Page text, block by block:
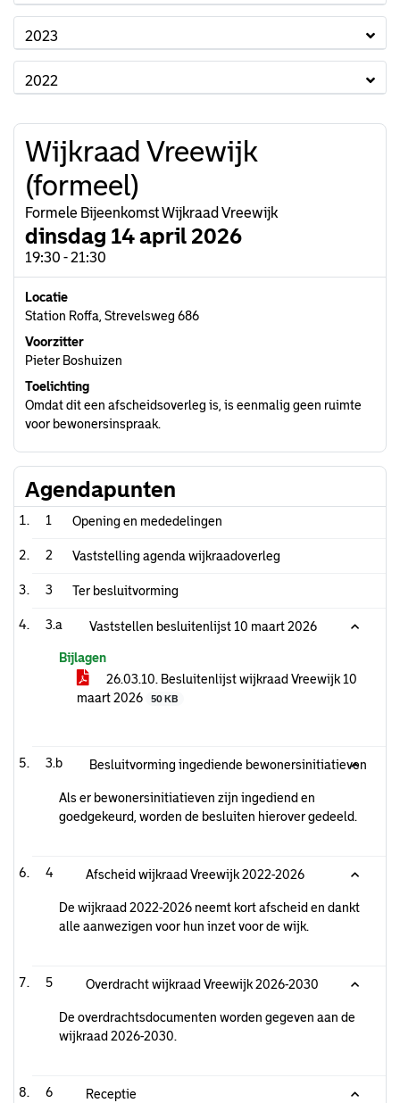
2023
2022
Wijkraad Vreewijk
(formeel)
Formele Bijeenkomst Wijkraad Vreewijk
dinsdag 14 april 2026
19:30 - 21:30
Locatie
Station Roffa, Strevelsweg 686
Voorzitter
Pieter Boshuizen
Toelichting
Omdat dit een afscheidsoverleg is, is eenmalig geen ruimte
voor bewonersinspraak.
Agendapunten
1 Opening en mededelingen
2 Vaststelling agenda wijkraadoverleg
3 Ter besluitvorming
3.a Vaststellen besluitenlijst 10 maart 2026
Bijlagen
26.03.10. Besluitenlijst wijkraad Vreewijk 10
maart 2026
50 KB
3.b Besluitvorming ingediende bewonersinitiatieven
Als er bewonersinitiatieven zijn ingediend en
goedgekeurd, worden de besluiten hierover gedeeld.
4 Afscheid wijkraad Vreewijk 2022-2026
De wijkraad 2022-2026 neemt kort afscheid en dankt
alle aanwezigen voor hun inzet voor de wijk.
5 Overdracht wijkraad Vreewijk 2026-2030
De overdrachtsdocumenten worden gegeven aan de
wijkraad 2026-2030.
6 Receptie